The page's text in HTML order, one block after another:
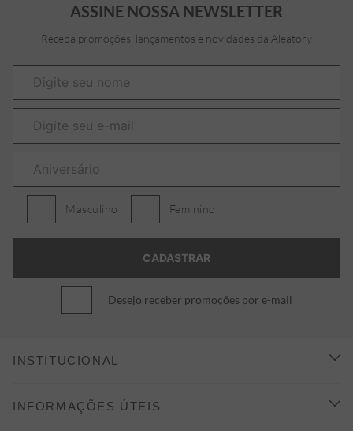
ASSINE NOSSA NEWSLETTER
Receba promoções, lançamentos e novidades da Aleatory
Masculino Feminino
Desejo receber promoções por e-mail
INSTITUCIONAL
CONHEÇA A ALEATORY
INFORMAÇÕES ÚTEIS